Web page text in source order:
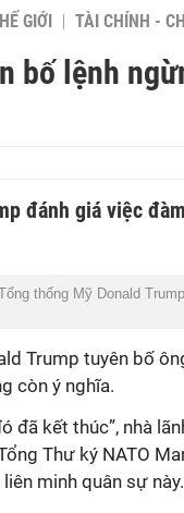
GIỚI TÀI CHÍNH -
bố lệnh
đánh giá việc
thống Mỹ Donald
Trump tuyên bố
còn ý nghĩa.
đã kết thúc”, nhà
Thư ký NATO
minh quân sự